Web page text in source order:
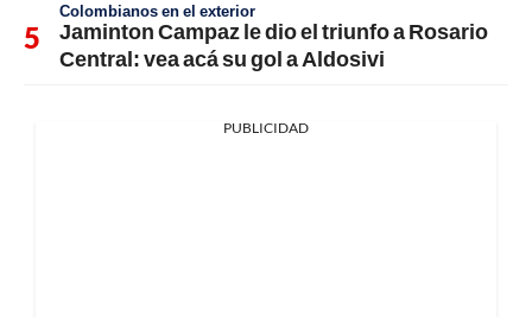
Colombianos en el exterior
Jaminton Campaz le dio el triunfo a Rosario
Central: vea acá su gol a Aldosivi
PUBLICIDAD